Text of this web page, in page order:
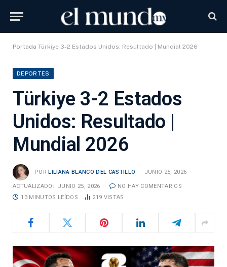
Portada Türkiye 3-2 Estados Unidos: Resultado | Mundial 2026
DEPORTES
Türkiye 3-2 Estados
Unidos: Resultado |
Mundial 2026
POR LILIANA BLANCO DEL CASTILLO JUNIO 25, 2026
ACTUALIZADO: JUNIO 25, 2026
NO HAY COMENTARIOS
13 MINUTOS LEÍDOS
219 VISTAS